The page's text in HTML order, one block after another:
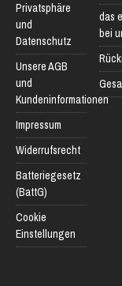
Privatsphäre
und
Datenschutz
Unsere AGB
und
Kundeninformationen
Impressum
Widerrufsrecht
Batteriegesetz
(BattG)
Cookie
Einstellungen
das
bei